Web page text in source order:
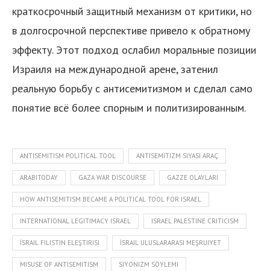
краткосрочный защитный механизм от критики, но
в долгосрочной перспективе привело к обратному
эффекту. Этот подход ослабил моральные позиции
Израиля на международной арене, затенил
реальную борьбу с антисемитизмом и сделал само
понятие всё более спорным и политизированным.
ANTISEMITISM POLITICAL TOOL ANTISEMITIZM SIYASI ARAÇ
ARABITODAY GAZA WAR DISCOURSE GAZZE OLAYLARI
HOW ANTISEMITISM BECAME A POLITICAL TOOL FOR ISRAEL
INTERNATIONAL LEGITIMACY ISRAEL ISRAEL PALESTINE CRITICISM
İSRAIL FILISTIN ELEŞTIRISI İSRAIL ULUSLARARASI MEŞRUIYET
MISUSE OF ANTISEMITISM SIYONIZM SÖYLEMI